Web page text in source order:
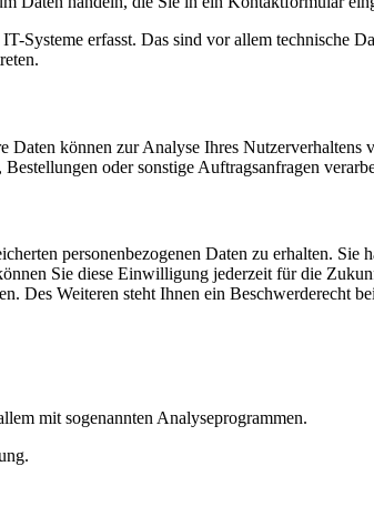
erfasst. Das sind vor allem technische
können zur Analyse Ihres Nutzerverhaltens
oder sonstige Auftragsanfragen
personenbezogenen Daten zu erhalten. Sie
Sie diese Einwilligung jederzeit für die
Des Weiteren steht Ihnen ein Beschwerderecht
mit sogenannten Analyseprogrammen.